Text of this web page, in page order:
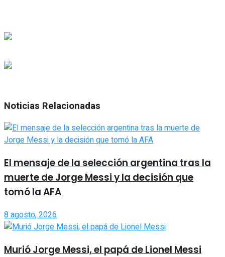
Noticias Relacionadas
El mensaje de la selección argentina tras la
muerte de Jorge Messi y la decisión que
tomó la AFA
8 agosto, 2026
Murió Jorge Messi, el papá de Lionel Messi